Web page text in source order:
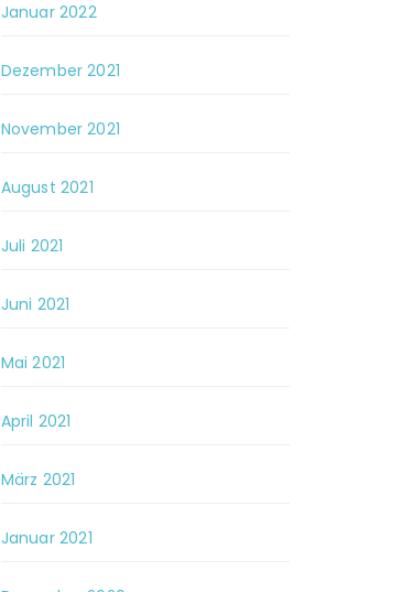
Januar 2022
Dezember 2021
November 2021
August 2021
Juli 2021
Juni 2021
Mai 2021
April 2021
März 2021
Januar 2021